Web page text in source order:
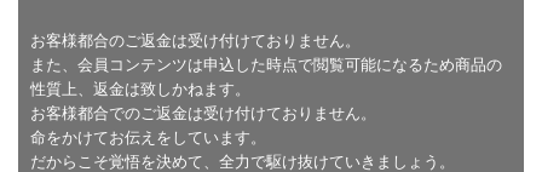
お客様都合のご返金は受け付けておりません。
また、会員コンテンツは申込した時点で閲覧可能になるため商品の
性質上、返金は致しかねます。
お客様都合でのご返金は受け付けておりません。
命をかけてお伝えをしています。
だからこそ覚悟を決めて、全力で駆け抜けていきましょう。